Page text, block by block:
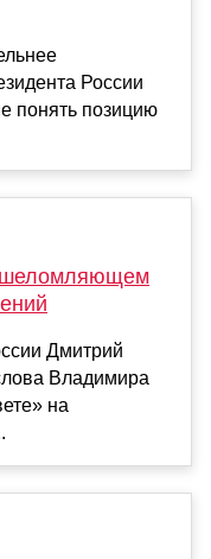
России
понять позицию
Дмитрий
Владимира
на